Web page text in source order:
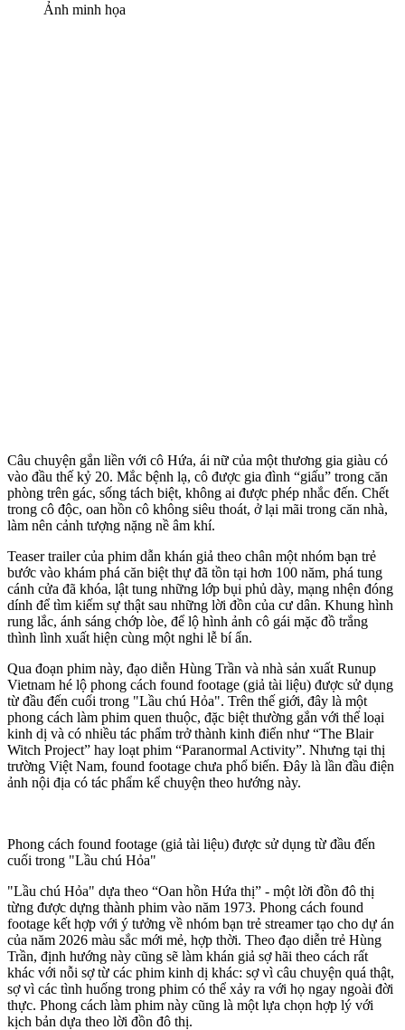
Ảnh minh họa
Câu chuyện gắn liền với cô Hứa, ái nữ của một thương gia giàu có
vào đầu thế kỷ 20. Mắc bệnh lạ, cô được gia đình “giấu” trong căn
phòng trên gác, sống tách biệt, không ai được phép nhắc đến. Chết
trong cô độc, oan hồn cô không siêu thoát, ở lại mãi trong căn nhà,
làm nên cảnh tượng nặng nề âm khí.
Teaser trailer của phim dẫn khán giả theo chân một nhóm bạn trẻ
bước vào khám phá căn biệt thự đã tồn tại hơn 100 năm, phá tung
cánh cửa đã khóa, lật tung những lớp bụi phủ dày, mạng nhện đóng
dính để tìm kiếm sự thật sau những lời đồn của cư dân. Khung hình
rung lắc, ánh sáng chớp lòe, để lộ hình ảnh cô gái mặc đồ trắng
thình lình xuất hiện cùng một nghi lễ bí ẩn.
Qua đoạn phim này, đạo diễn Hùng Trần và nhà sản xuất Runup
Vietnam hé lộ phong cách found footage (giả tài liệu) được sử dụng
từ đầu đến cuối trong "Lầu chú Hỏa". Trên thế giới, đây là một
phong cách làm phim quen thuộc, đặc biệt thường gắn với thể loại
kinh dị và có nhiều tác phẩm trở thành kinh điển như “The Blair
Witch Project” hay loạt phim “Paranormal Activity”. Nhưng tại thị
trường Việt Nam, found footage chưa phổ biến. Đây là lần đầu điện
ảnh nội địa có tác phẩm kể chuyện theo hướng này.
Phong cách found footage (giả tài liệu) được sử dụng từ đầu đến
cuối trong "Lầu chú Hỏa"
"Lầu chú Hỏa" dựa theo “Oan hồn Hứa thị” - một lời đồn đô thị
từng được dựng thành phim vào năm 1973. Phong cách found
footage kết hợp với ý tưởng về nhóm bạn trẻ streamer tạo cho dự án
của năm 2026 màu sắc mới mẻ, hợp thời. Theo đạo diễn trẻ Hùng
Trần, định hướng này cũng sẽ làm khán giả sợ hãi theo cách rất
khác với nỗi sợ từ các phim kinh dị khác: sợ vì câu chuyện quá thật,
sợ vì các tình huống trong phim có thể xảy ra với họ ngay ngoài đời
thực. Phong cách làm phim này cũng là một lựa chọn hợp lý với
kịch bản dựa theo lời đồn đô thị.